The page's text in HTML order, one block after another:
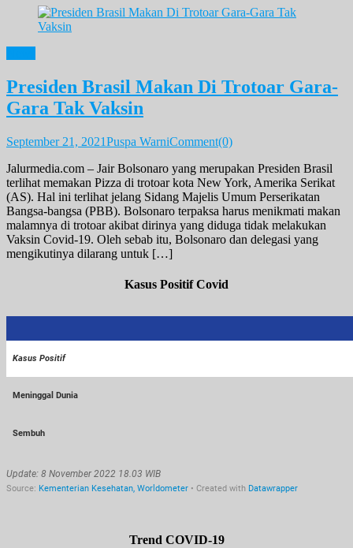
Presiden Brasil Makan Di Trotoar Gara-
Gara Tak Vaksin
September 21, 2021Puspa WarniComment(0)
Jalurmedia.com – Jair Bolsonaro yang merupakan Presiden Brasil
terlihat memakan Pizza di trotoar kota New York, Amerika Serikat
(AS). Hal ini terlihat jelang Sidang Majelis Umum Perserikatan
Bangsa-bangsa (PBB). Bolsonaro terpaksa harus menikmati makan
malamnya di trotoar akibat dirinya yang diduga tidak melakukan
Vaksin Covid-19. Oleh sebab itu, Bolsonaro dan delegasi yang
mengikutinya dilarang untuk […]
Kasus Positif Covid
Trend COVID-19